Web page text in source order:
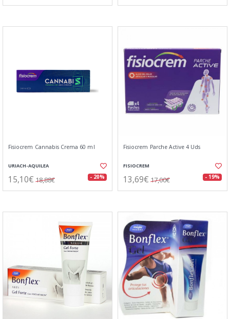
Fisiocrem Cannabis Crema 60 ml
URIACH-AQUILEA
15,10€ 18,88€ - 20%
Fisiocrem Parche Active 4 Uds
FISIOCREM
13,69€ 17,00€ - 19%